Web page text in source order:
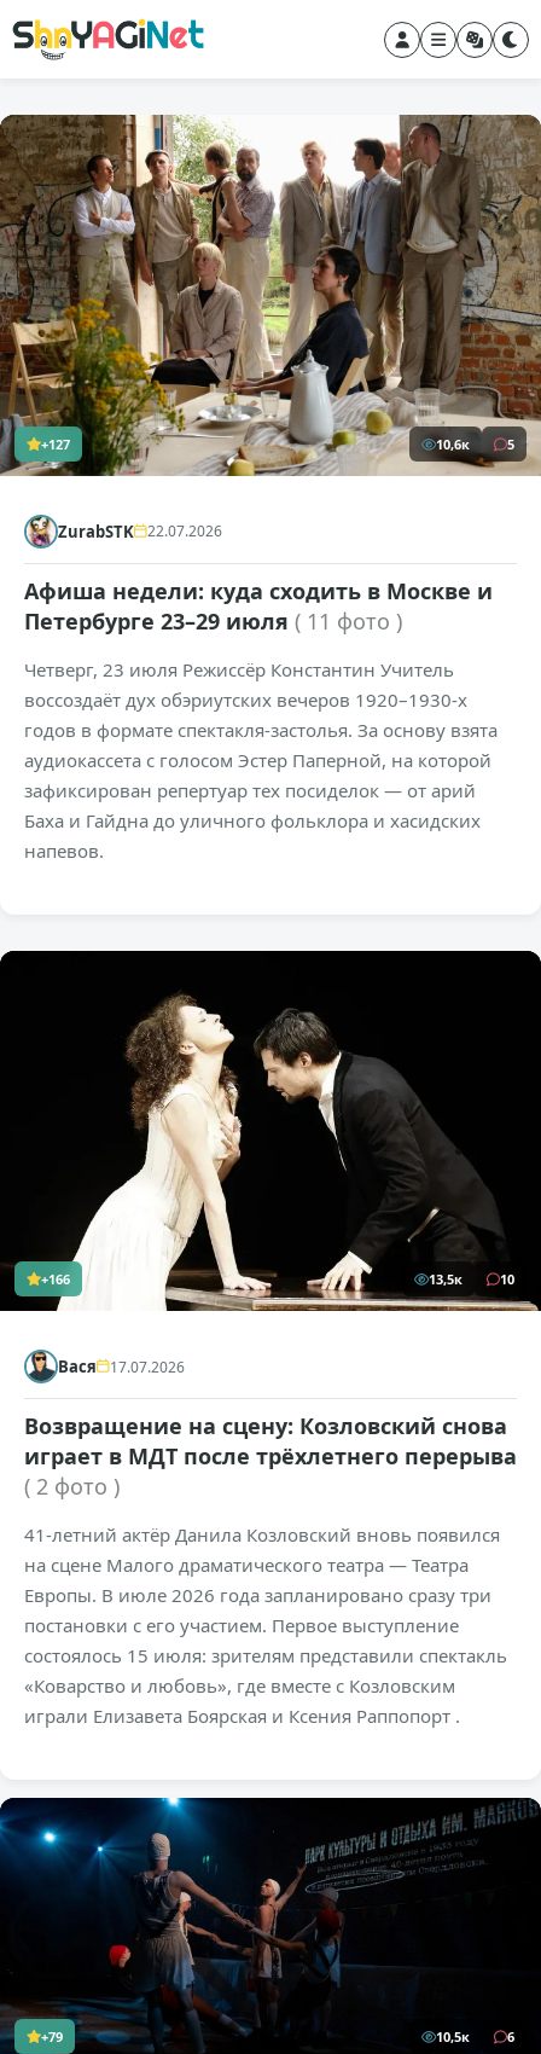
+127 10,6к 5
ZurabSTK 22.07.2026
Афиша недели: куда сходить в Москве и
Петербурге 23–29 июля ( 11 фото )
Четверг, 23 июля Режиссёр Константин Учитель
воссоздаёт дух обэриутских вечеров 1920–1930-х
годов в формате спектакля-застолья. За основу взята
аудиокассета с голосом Эстер Паперной, на которой
зафиксирован репертуар тех посиделок — от арий
Баха и Гайдна до уличного фольклора и хасидских
напевов.
+166 13,5к 10
Вася 17.07.2026
Возвращение на сцену: Козловский снова
играет в МДТ после трёхлетнего перерыва
( 2 фото )
41-летний актёр Данила Козловский вновь появился
на сцене Малого драматического театра — Театра
Европы. В июле 2026 года запланировано сразу три
постановки с его участием. Первое выступление
состоялось 15 июля: зрителям представили спектакль
«Коварство и любовь», где вместе с Козловским
играли Елизавета Боярская и Ксения Раппопорт .
+79 10,5к 6